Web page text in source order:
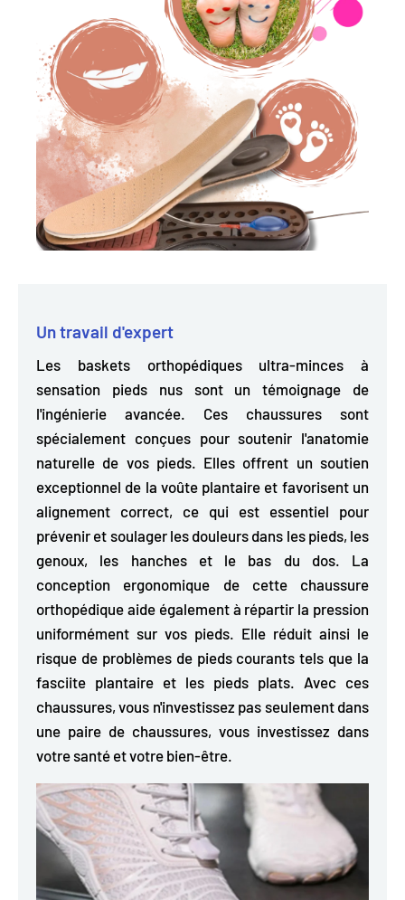
Un travail d'expert
Les baskets orthopédiques ultra-minces à
sensation pieds nus sont un témoignage de
l'ingénierie avancée. Ces chaussures sont
spécialement conçues pour soutenir l'anatomie
naturelle de vos pieds. Elles offrent un soutien
exceptionnel de la voûte plantaire et favorisent un
alignement correct, ce qui est essentiel pour
prévenir et soulager les douleurs dans les pieds, les
genoux, les hanches et le bas du dos. La
conception ergonomique de cette chaussure
orthopédique aide également à répartir la pression
uniformément sur vos pieds. Elle réduit ainsi le
risque de problèmes de pieds courants tels que la
fasciite plantaire et les pieds plats. Avec ces
chaussures, vous n'investissez pas seulement dans
une paire de chaussures, vous investissez dans
votre santé et votre bien-être.